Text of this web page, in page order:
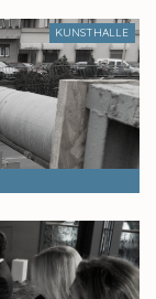
KUNSTHALLE